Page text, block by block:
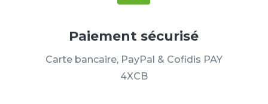
Paiement sécurisé
Carte bancaire, PayPal & Cofidis PAY
4XCB